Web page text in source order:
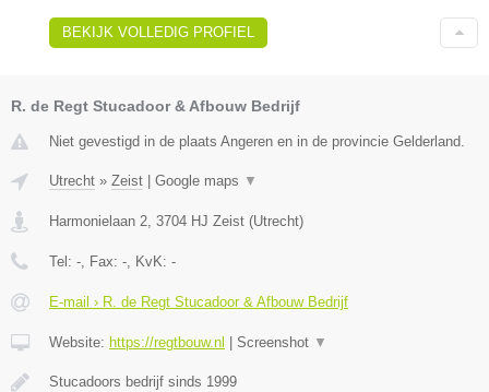
BEKIJK VOLLEDIG PROFIEL
R. de Regt Stucadoor & Afbouw Bedrijf
Niet gevestigd in de plaats Angeren en in de provincie Gelderland.
Utrecht » Zeist Google maps ▼
Harmonielaan 2 3704 HJ Zeist (Utrecht)
Tel: - , Fax: - , KvK: -
E-mail › R. de Regt Stucadoor & Afbouw Bedrijf
Website: https://regtbouw.nl Screenshot ▼
Stucadoors bedrijf sinds 1999